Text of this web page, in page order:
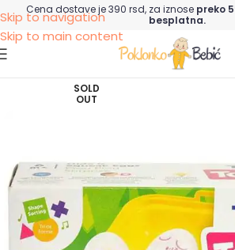
Skip to navigation
Skip to main content
Cena dostave je 390 rsd, za iznose preko
besplatna.
SOLD
OUT